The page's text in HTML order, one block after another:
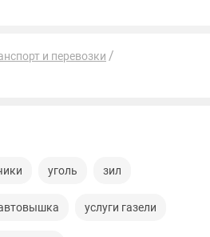
и перевозки
уголь зил
услуги газели